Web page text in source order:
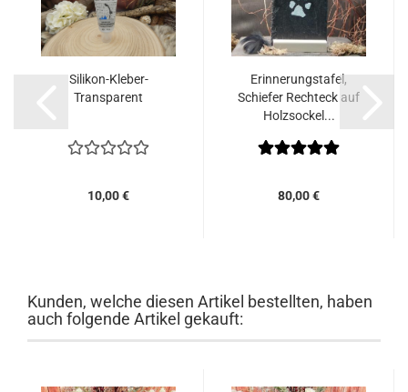
Silikon-Kleber-
Transparent
10,00 €
Erinnerungstafel,
Schiefer Rechteck auf
Holzsockel...
80,00 €
Kunden, welche diesen Artikel bestellten, haben
auch folgende Artikel gekauft: